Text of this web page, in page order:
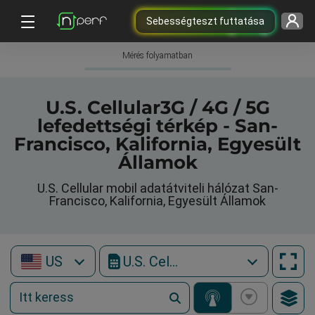
Sebességteszt futtatása
Mérés folyamatban
U.S. Cellular3G / 4G / 5G
lefedettségi térkép - San-
Francisco, Kalifornia, Egyesült
Államok
U.S. Cellular mobil adatátviteli hálózat San-
Francisco, Kalifornia, Egyesült Államok
US U.S. Cellular